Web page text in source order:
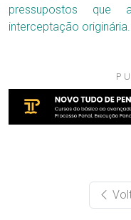
pressupostos que
interceptação originária.